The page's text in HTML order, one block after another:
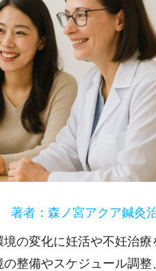
著者：森ノ宮アクア鍼灸
の変化に妊活や不妊治療
整備やスケジュール調整